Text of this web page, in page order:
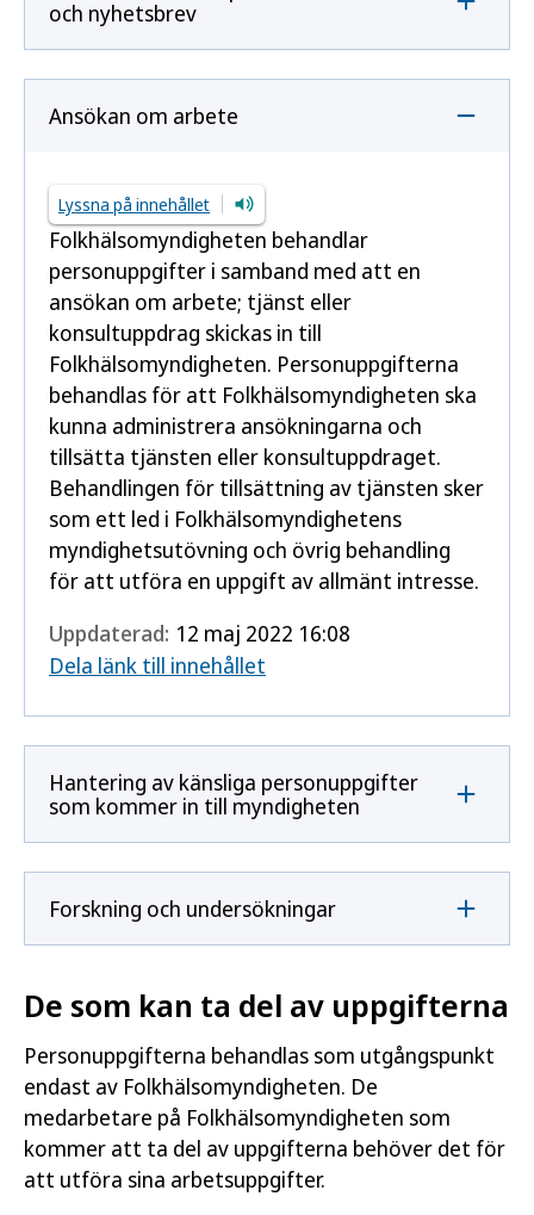
och nyhetsbrev
Ansökan om arbete
Lyssna på innehållet
Folkhälsomyndigheten behandlar
personuppgifter i samband med att en
ansökan om arbete; tjänst eller
konsultuppdrag skickas in till
Folkhälsomyndigheten. Personuppgifterna
behandlas för att Folkhälsomyndigheten ska
kunna administrera ansökningarna och
tillsätta tjänsten eller konsultuppdraget.
Behandlingen för tillsättning av tjänsten sker
som ett led i Folkhälsomyndighetens
myndighetsutövning och övrig behandling
för att utföra en uppgift av allmänt intresse.
Uppdaterad: 12 maj 2022 16:08
Dela länk till innehållet
Hantering av känsliga personuppgifter
som kommer in till myndigheten
Forskning och undersökningar
De som kan ta del av uppgifterna
Personuppgifterna behandlas som utgångspunkt
endast av Folkhälsomyndigheten. De
medarbetare på Folkhälsomyndigheten som
kommer att ta del av uppgifterna behöver det för
att utföra sina arbetsuppgifter.